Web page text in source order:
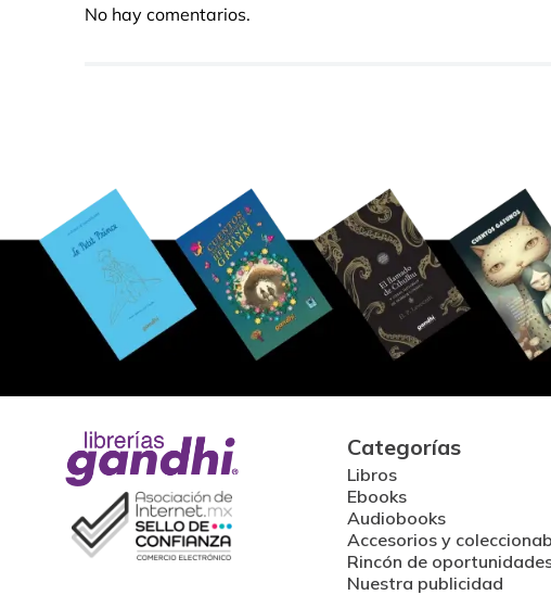
No hay comentarios.
Categorías
Libros
Ebooks
Audiobooks
Accesorios y
Rincón de
Nuestra publicidad